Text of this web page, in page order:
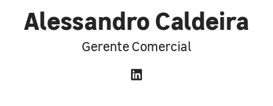
Alessandro Caldeira
Gerente Comercial